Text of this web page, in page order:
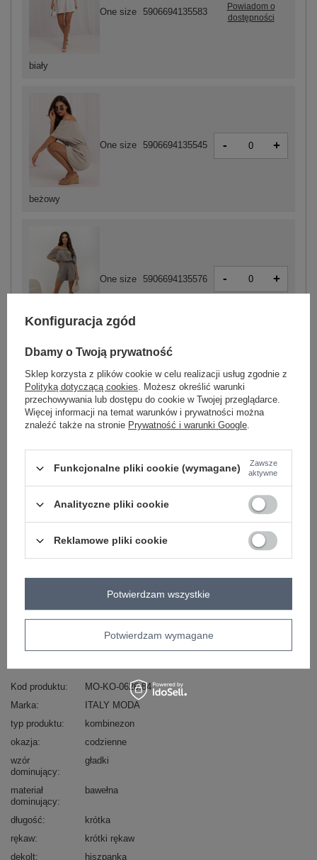
beżowy
One size 5906694135545 - +
One size 5906694135576 - +
khaki
One size 5906694135569 -
biały
One size 5906694135583
Powiadom o
dostępności
Zobacz wszystkie kolory (+1)
ZALOGUJ SIĘ I ZOBACZ CENĘ
Masz pytanie? Chętnie pomożemy.
Zadzwoń+48 601 547 740 Zadaj pytanie
Kod produktu
MO-KO-0626.84
Marka
ITALY MODA
typ produktu
kombinezon
okazja
codzienne
wzór
dominujący
gładki
materiał
dominujący
bawełna
długość
krótka
rękaw
krótki rękaw
dekolt
hiszpanka
Konfiguracja zgód
Dbamy o Twoją prywatność
Sklep korzysta z plików cookie w celu realizacji usług zgodnie z
Polityką dotyczącą cookies. Możesz określić warunki
przechowywania lub dostępu do cookie w Twojej przeglądarce.
Więcej informacji na temat warunków i prywatności można
znaleźć także na stronie Prywatność i warunki Google.
Funkcjonalne pliki cookie (wymagane)
Zawsze
aktywne
Analityczne pliki cookie
Reklamowe pliki cookie
Potwierdzam wymagane
Potwierdzam wszystkie